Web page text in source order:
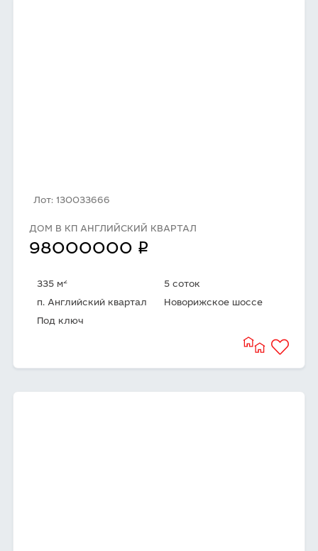
Лот: 130033666
ДОМ В КП АНГЛИЙСКИЙ КВАРТАЛ
98000000 q
335 м2
5 соток
п. Английский квартал
Новорижское шоссе
Под ключ